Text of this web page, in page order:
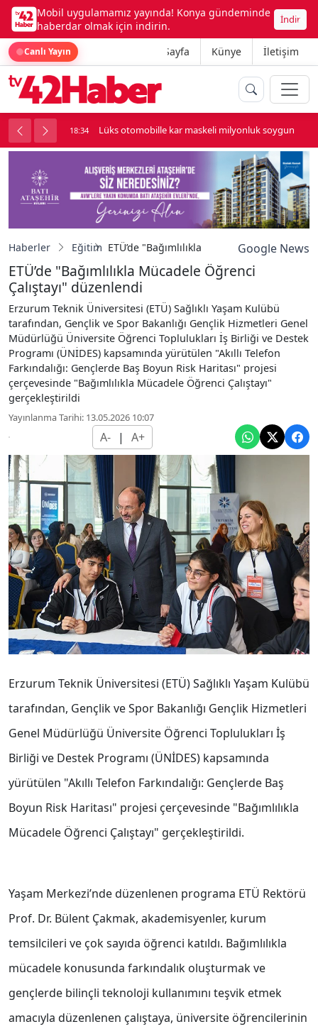
Mobil uygulamamız yayında! Konya gündeminde
haberdar olmak için indirin.
İndir
Canlı Yayın Ana Sayfa Künye İletişim
kavga çıktı 18:34 Lüks otomobille kar maskeli milyonluk soygun
Haberler Eğitim ETÜ’de "Bağımlılıkla Mücadele Öğrenci
Google News
ETÜ’de "Bağımlılıkla Mücadele Öğrenci
Çalıştayı" düzenlendi
Erzurum Teknik Üniversitesi (ETÜ) Sağlıklı Yaşam Kulübü
tarafından, Gençlik ve Spor Bakanlığı Gençlik Hizmetleri Genel
Müdürlüğü Üniversite Öğrenci Toplulukları İş Birliği ve Destek
Programı (ÜNİDES) kapsamında yürütülen "Akıllı Telefon
Farkındalığı: Gençlerde Baş Boyun Risk Haritası" projesi
çerçevesinde "Bağımlılıkla Mücadele Öğrenci Çalıştayı"
gerçekleştirildi
Yayınlanma Tarihi: 13.05.2026 10:07
A- | A+
Erzurum Teknik Üniversitesi (ETÜ) Sağlıklı Yaşam Kulübü
tarafından, Gençlik ve Spor Bakanlığı Gençlik Hizmetleri
Genel Müdürlüğü Üniversite Öğrenci Toplulukları İş
Birliği ve Destek Programı (ÜNİDES) kapsamında
yürütülen "Akıllı Telefon Farkındalığı: Gençlerde Baş
Boyun Risk Haritası" projesi çerçevesinde "Bağımlılıkla
Mücadele Öğrenci Çalıştayı" gerçekleştirildi.
Yaşam Merkezi’nde düzenlenen programa ETÜ Rektörü
Prof. Dr. Bülent Çakmak, akademisyenler, kurum
temsilcileri ve çok sayıda öğrenci katıldı. Bağımlılıkla
mücadele konusunda farkındalık oluşturmak ve
gençlerde bilinçli teknoloji kullanımını teşvik etmek
amacıyla düzenlenen çalıştaya, üniversite öğrencilerinin